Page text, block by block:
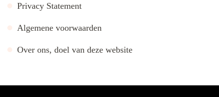
Privacy Statement
Algemene voorwaarden
Over ons, doel van deze website